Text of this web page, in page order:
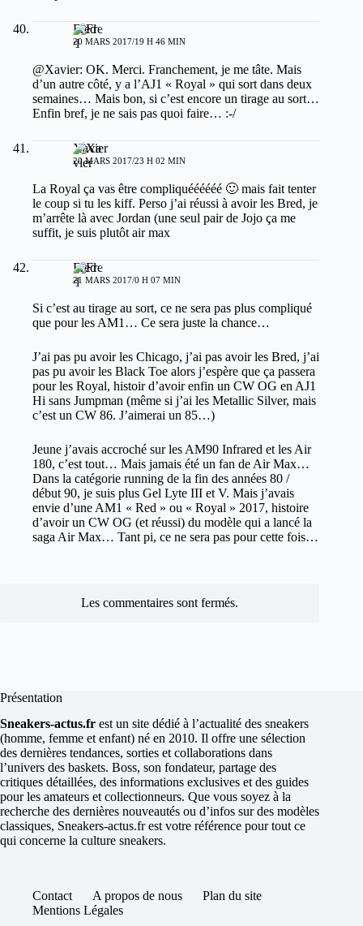
Fred
20 MARS 2017/19 H 46 MIN
@Xavier: OK. Merci. Franchement, je me tâte. Mais
d’un autre côté, y a l’AJ1 « Royal » qui sort dans deux
semaines… Mais bon, si c’est encore un tirage au sort…
Enfin bref, je ne sais pas quoi faire… :-/
Xavier
20 MARS 2017/23 H 02 MIN
La Royal ça vas être compliquéééééé 🙂 mais fait tenter
le coup si tu les kiff. Perso j’ai réussi à avoir les Bred, je
m’arrête là avec Jordan (une seul pair de Jojo ça me
suffit, je suis plutôt air max
Fred
21 MARS 2017/0 H 07 MIN
Si c’est au tirage au sort, ce ne sera pas plus compliqué
que pour les AM1… Ce sera juste la chance…
J’ai pas pu avoir les Chicago, j’ai pas avoir les Bred, j’ai
pas pu avoir les Black Toe alors j’espère que ça passera
pour les Royal, histoir d’avoir enfin un CW OG en AJ1
Hi sans Jumpman (même si j’ai les Metallic Silver, mais
c’est un CW 86. J’aimerai un 85…)
Jeune j’avais accroché sur les AM90 Infrared et les Air
180, c’est tout… Mais jamais été un fan de Air Max…
Dans la catégorie running de la fin des années 80 /
début 90, je suis plus Gel Lyte III et V. Mais j’avais
envie d’une AM1 « Red » ou « Royal » 2017, histoire
d’avoir un CW OG (et réussi) du modèle qui a lancé la
saga Air Max… Tant pi, ce ne sera pas pour cette fois…
Les commentaires sont fermés.
Présentation
Sneakers-actus.fr est un site dédié à l’actualité des sneakers
(homme, femme et enfant) né en 2010. Il offre une sélection
des dernières tendances, sorties et collaborations dans
l’univers des baskets. Boss, son fondateur, partage des
critiques détaillées, des informations exclusives et des guides
pour les amateurs et collectionneurs. Que vous soyez à la
recherche des dernières nouveautés ou d’infos sur des modèles
classiques, Sneakers-actus.fr est votre référence pour tout ce
qui concerne la culture sneakers.
Contact A propos de nous
Plan du site
Mentions Légales